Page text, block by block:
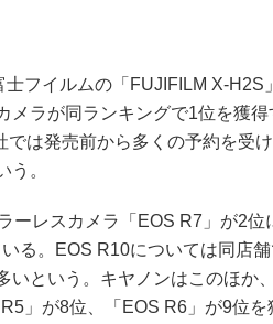
フイルムの「FUJIFILM X-H2S
メラが同ランキングで1位を獲
では発売前から多くの予約を受
う。
ーレスカメラ「EOS R7」が2位
る。EOS R10については同店
いという。キヤノンはこのほか
」が8位、「EOS R6」が9位